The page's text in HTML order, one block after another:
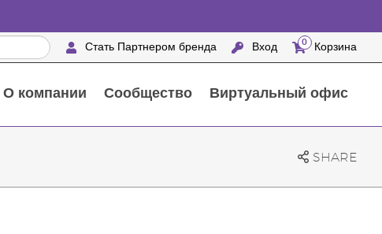
Стать Партнером бренда Вход 0 Корзина
О компании Сообщество Виртуальный офис
SHARE